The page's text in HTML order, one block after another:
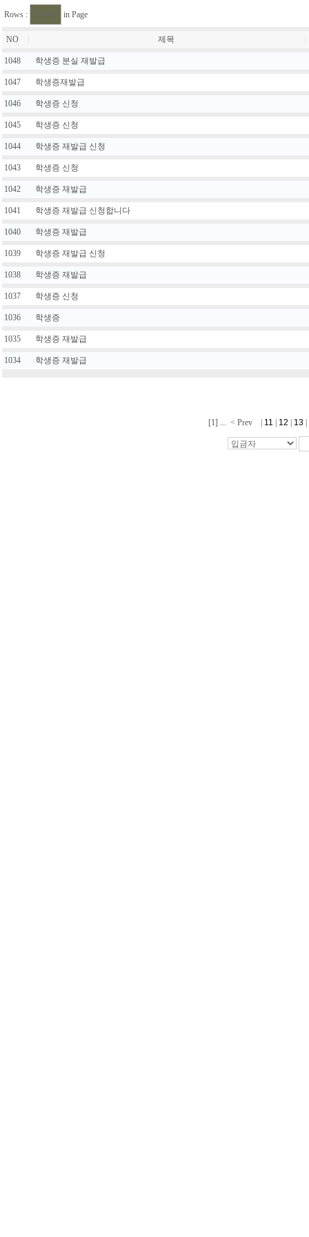
Rows : in Page
NO 제목
1048 학생증 분실 재발급
1047 학생증재발급
1046 학생증 신청
1045 학생증 신청
1044 학생증 재발급 신청
1043 학생증 신청
1042 학생증 재발급
1041 학생증 재발급 신청합니다
1040 학생증 재발급
1039 학생증 재발급 신청
1038 학생증 재발급
1037 학생증 신청
1036 학생증
1035 학생증 재발급
1034 학생증 재발급
[1] ... < Prev| 11 12 13|